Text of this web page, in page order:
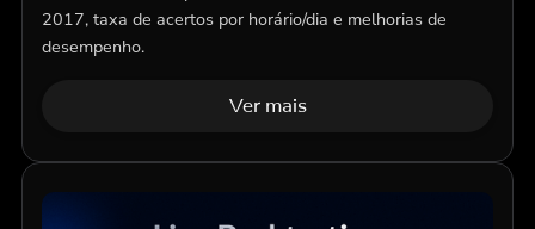
2017, taxa de acertos por horário/dia e melhorias de
desempenho.
Ver mais